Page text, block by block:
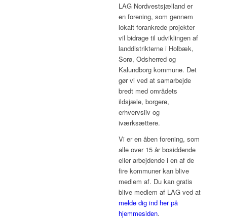
LAG Nordvestsjælland er
en forening, som gennem
lokalt forankrede projekter
vil bidrage til udviklingen af
landdistrikterne i Holbæk,
Sorø, Odsherred og
Kalundborg kommune. Det
gør vi ved at samarbejde
bredt med områdets
ildsjæle, borgere,
erhvervsliv og
iværksættere.
Vi er en åben forening, som
alle over 15 år bosiddende
eller arbejdende i en af de
fire kommuner kan blive
medlem af. Du kan gratis
blive medlem af LAG ved at
melde dig ind her på
hjemmesiden.